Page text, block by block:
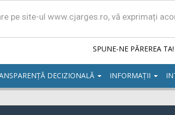
pe site-ul www.cjarges.ro, vă exprimați
SPUNE-NE PĂREREA TA!
DECIZIONALĂ INFORMAȚII